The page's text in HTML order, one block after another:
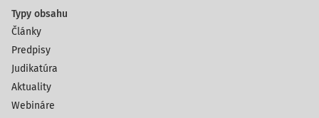
Typy obsahu
Články
Predpisy
Judikatúra
Aktuality
Webináre